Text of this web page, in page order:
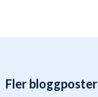
Fler bloggposter